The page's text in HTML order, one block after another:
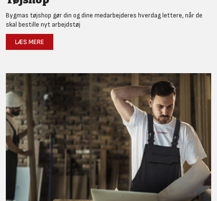
Bygmas tøjshop gør din og dine medarbejderes hverdag lettere, når de
skal bestille nyt arbejdstøj
LÆS MERE